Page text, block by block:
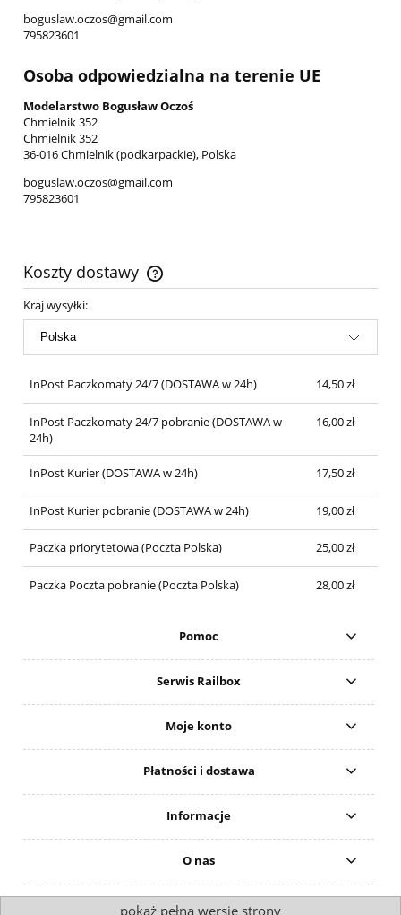
boguslaw.oczos@gmail.com
795823601
Osoba odpowiedzialna na terenie UE
Modelarstwo Bogusław Oczoś
Chmielnik 352
Chmielnik 352
36-016 Chmielnik (podkarpackie), Polska
boguslaw.oczos@gmail.com
795823601
Koszty dostawy
Cena nie zawiera ewentualnych kosztów płatności
Kraj wysyłki:
InPost Paczkomaty 24/7(DOSTAWA w 24h) 14,50 zł
InPost Paczkomaty 24/7 pobranie(DOSTAWA w
24h)
16,00 zł
InPost Kurier(DOSTAWA w 24h) 17,50 zł
InPost Kurier pobranie(DOSTAWA w 24h) 19,00 zł
Paczka priorytetowa(Poczta Polska) 25,00 zł
Paczka Poczta pobranie(Poczta Polska) 28,00 zł
Pomoc
Serwis Railbox
Moje konto
Płatności i dostawa
Informacje
O nas
pokaż pełną wersję strony